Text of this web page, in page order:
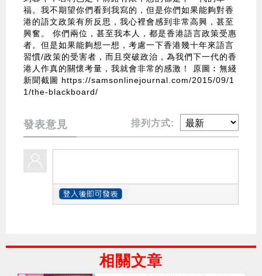
福。我不期望你們看到我寫的，但是你們如果能夠對香
港的語文政策有所反思，我心裡會感到非常高興，甚至
興奮。 你們兩位，甚至我本人，都是香港語言政策受惠
者。但是如果能夠想一想，考慮一下香港幾十年來語言
習慣/政策的受害者，而且突破政治，為我們下一代的香
港人作真的關懷考量，我就會非常的感激！ 原圖︰無綫
新聞截圖 https://samsonlinejournal.com/2015/09/1
1/the-blackboard/
發表意見 排列方式:
相關文章